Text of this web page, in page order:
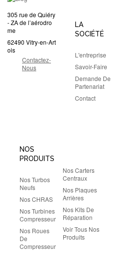
305 rue de Quiéry
- ZA de l’aérodro
me
62490 Vitry-en-Art
ois
Contactez-
Nous
LA
SOCIÉTÉ
L'entreprise
Savoir-Faire
Demande De
Partenariat
Contact
NOS
PRODUITS
Nos Turbos
Neufs
Nos CHRAS
Nos Turbines
Compresseur
Nos Roues
De
Compresseur
Nos Carters
Centraux
Nos Plaques
Arrières
Nos Kits De
Réparation
Voir Tous Nos
Produits